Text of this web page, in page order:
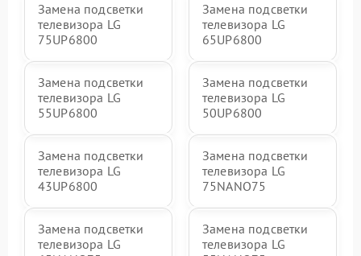
Замена подсветки
телевизора LG
75UP6800
Замена подсветки
телевизора LG
65UP6800
Замена подсветки
телевизора LG
55UP6800
Замена подсветки
телевизора LG
50UP6800
Замена подсветки
телевизора LG
43UP6800
Замена подсветки
телевизора LG
75NANO75
Замена подсветки
телевизора LG
Замена подсветки
телевизора LG